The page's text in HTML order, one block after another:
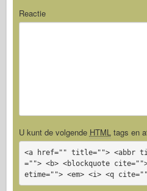
Reactie
U kunt de volgende HTMLtags en
<a href="" title=""> <abbr
=""> <b> <blockquote
etime=""> <em> <i> <q